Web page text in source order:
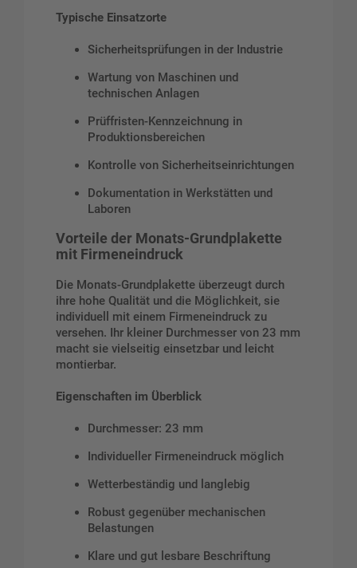
Typische Einsatzorte
Sicherheitsprüfungen in der Industrie
Wartung von Maschinen und
technischen Anlagen
Prüffristen-Kennzeichnung in
Produktionsbereichen
Kontrolle von Sicherheitseinrichtungen
Dokumentation in Werkstätten und
Laboren
Vorteile der Monats-Grundplakette
mit Firmeneindruck
Die Monats-Grundplakette überzeugt durch
ihre hohe Qualität und die Möglichkeit, sie
individuell mit einem Firmeneindruck zu
versehen. Ihr kleiner Durchmesser von 23 mm
macht sie vielseitig einsetzbar und leicht
montierbar.
Eigenschaften im Überblick
Durchmesser: 23 mm
Individueller Firmeneindruck möglich
Wetterbeständig und langlebig
Robust gegenüber mechanischen
Belastungen
Klare und gut lesbare Beschriftung